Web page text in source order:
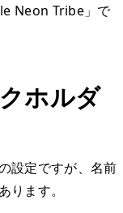
Neon Tribe」で
ホルダ
設定ですが、名前
ります。